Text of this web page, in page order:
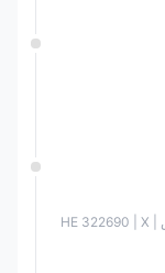
بعد: TRADING POINT HOLDINGS LIMITED | قبرص | ΗΕ 322690 | X